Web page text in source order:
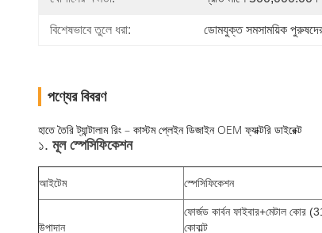
বিশেষভাবে তুলে ধরা: ডোমযুক্ত সমসাময়িক পুরুষদের
পণ্যের বিবরণ
হাতে তৈরি ট্যান্টালাম রিং – কাস্টম প্লেইন ডিজাইন OEM ফ্যাক্টরি ডাইরেক্ট
১. মূল স্পেসিফিকেশন
আইটেম স্পেসিফিকেশন
উপাদান
ফোর্জড কার্বন ফাইবার+মেটাল কোর
কোবাল্ট